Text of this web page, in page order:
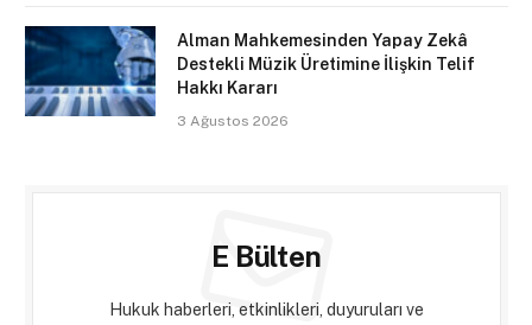
Alman Mahkemesinden Yapay Zekâ
Destekli Müzik Üretimine İlişkin Telif
Hakkı Kararı
3 Ağustos 2026
E Bülten
Hukuk haberleri, etkinlikleri, duyuruları ve